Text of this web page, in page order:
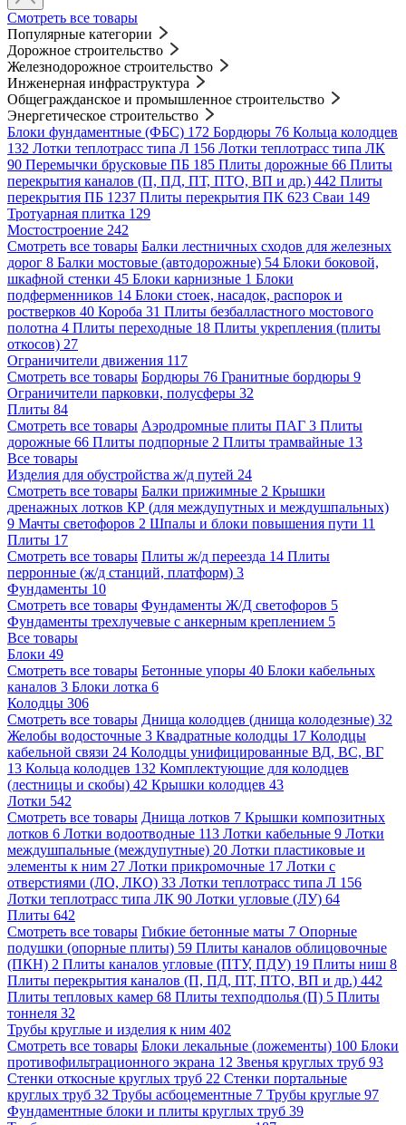
Смотреть все товары
Популярные категории
Дорожное строительство
Железнодорожное строительство
Инженерная инфраструктура
Общегражданское и промышленное строительство
Энергетическое строительство
Блоки фундаментные (ФБС) 172 Бордюры 76 Кольца колодцев
132 Лотки теплотрасс типа Л 156 Лотки теплотрасс типа ЛК
90 Перемычки брусковые ПБ 185 Плиты дорожные 66 Плиты
перекрытия каналов (П, ПД, ПТ, ПТО, ВП и др.) 442 Плиты
перекрытия ПБ 1237 Плиты перекрытия ПК 623 Сваи 149
Тротуарная плитка 129
Мостостроение 242
Смотреть все товары Балки лестничных сходов для железных
дорог 8 Балки мостовые (автодорожные) 54 Блоки боковой,
шкафной стенки 45 Блоки карнизные 1 Блоки
подферменников 14 Блоки стоек, насадок, распорок и
ростверков 40 Короба 31 Плиты безбалластного мостового
полотна 4 Плиты переходные 18 Плиты укрепления (плиты
откосов) 27
Ограничители движения 117
Смотреть все товары Бордюры 76 Гранитные бордюры 9
Ограничители парковки, полусферы 32
Плиты 84
Смотреть все товары Аэродромные плиты ПАГ 3 Плиты
дорожные 66 Плиты подпорные 2 Плиты трамвайные 13
Все товары
Изделия для обустройства ж/д путей 24
Смотреть все товары Балки прижимные 2 Крышки
дренажных лотков КР (для междупутных и междушпальных)
9 Мачты светофоров 2 Шпалы и блоки повышения пути 11
Плиты 17
Смотреть все товары Плиты ж/д переезда 14 Плиты
перронные (ж/д станций, платформ) 3
Фундаменты 10
Смотреть все товары Фундаменты Ж/Д светофоров 5
Фундаменты трехлучевые с анкерным креплением 5
Все товары
Блоки 49
Смотреть все товары Бетонные упоры 40 Блоки кабельных
каналов 3 Блоки лотка 6
Колодцы 306
Смотреть все товары Днища колодцев (днища колодезные) 32
Желобы водосточные 3 Квадратные колодцы 17 Колодцы
кабельной связи 24 Колодцы унифицированные ВД, ВС, ВГ
13 Кольца колодцев 132 Комплектующие для колодцев
(лестницы и скобы) 42 Крышки колодцев 43
Лотки 542
Смотреть все товары Днища лотков 7 Крышки композитных
лотков 6 Лотки водоотводные 113 Лотки кабельные 9 Лотки
междушпальные (междупутные) 20 Лотки пластиковые и
элементы к ним 27 Лотки прикромочные 17 Лотки с
отверстиями (ЛО, ЛКО) 33 Лотки теплотрасс типа Л 156
Лотки теплотрасс типа ЛК 90 Лотки угловые (ЛУ) 64
Плиты 642
Смотреть все товары Гибкие бетонные маты 7 Опорные
подушки (опорные плиты) 59 Плиты каналов облицовочные
(ПКН) 2 Плиты каналов угловые (ПТУ, ПДУ) 19 Плиты ниш 8
Плиты перекрытия каналов (П, ПД, ПТ, ПТО, ВП и др.) 442
Плиты тепловых камер 68 Плиты техподполья (П) 5 Плиты
тоннеля 32
Трубы круглые и изделия к ним 402
Смотреть все товары Блоки лекальные (ложементы) 100 Блоки
противофильтрационного экрана 12 Звенья круглых труб 93
Стенки откосные круглых труб 22 Стенки портальные
круглых труб 32 Трубы асбоцементные 7 Трубы круглые 97
Фундаментные блоки и плиты круглых труб 39